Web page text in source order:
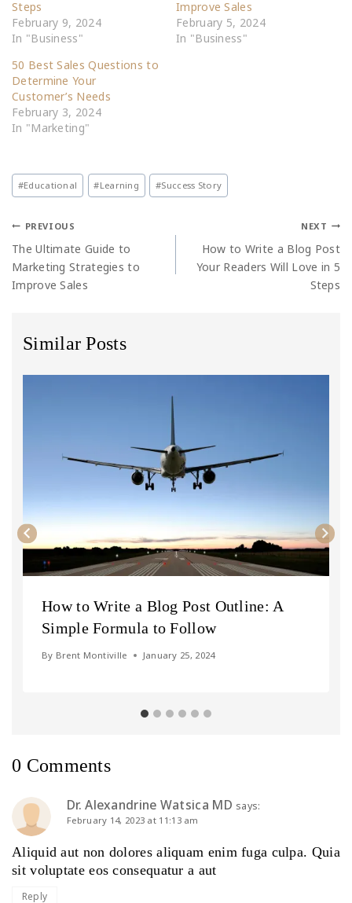
Steps
February 9, 2024
In "Business"
Improve Sales
February 5, 2024
In "Business"
50 Best Sales Questions to
Determine Your
Customer’s Needs
February 3, 2024
In "Marketing"
#Educational #Learning #Success Story
PREVIOUS
The Ultimate Guide to
Marketing Strategies to
Improve Sales
NEXT
How to Write a Blog Post
Your Readers Will Love in 5
Steps
Similar Posts
How to Write a Blog Post Outline: A
Simple Formula to Follow
By Brent Montiville January 25, 2024
0 Comments
Dr. Alexandrine Watsica MD says:
February 14, 2023 at 11:13 am
Aliquid aut non dolores aliquam enim fuga culpa. Quia
sit voluptate eos consequatur a aut
Reply